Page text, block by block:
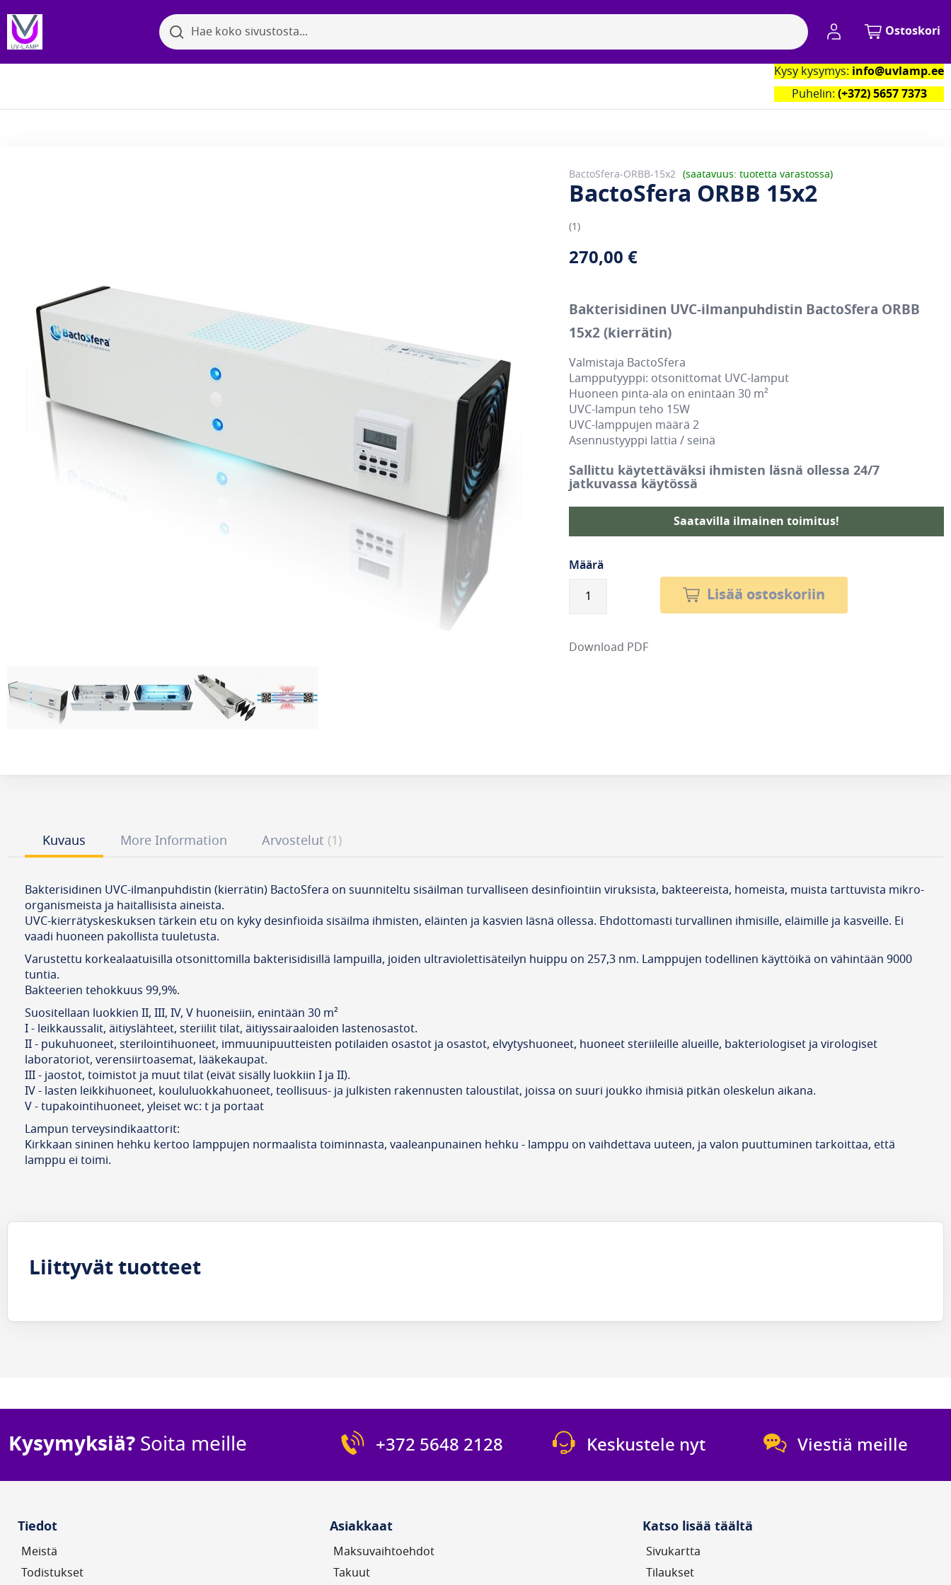
SearchSearch
My AccountOstoskori
Yhteystiedot
Kysy kysymys: info@uvlamp.ee
Puhelin: (+372) 5657 7373
BactoSfera-ORBB-15x2 saatavuus: tuotetta varastossa
BactoSfera ORBB 15x2
1
270,00 €
Bakterisidinen UVC-ilmanpuhdistin BactoSfera ORBB
15x2 (kierrätin)
Valmistaja BactoSfera
Lampputyyppi: otsonittomat UVC-lamput
Huoneen pinta-ala on enintään 30 m²
UVC-lampun teho 15W
UVC-lamppujen määrä 2
Asennustyyppi lattia / seinä
Sallittu käytettäväksi ihmisten läsnä ollessa 24/7
jatkuvassa käytössä
Saatavilla ilmainen toimitus!
Määrä
Lisää ostoskoriin
Download PDF
Kuvaus More Information Arvostelut 1
Bakterisidinen UVC-ilmanpuhdistin (kierrätin) BactoSfera on suunniteltu sisäilman turvalliseen desinfiointiin viruksista, bakteereista, homeista, muista tarttuvista mikro-
organismeista ja haitallisista aineista.
UVC-kierrätyskeskuksen tärkein etu on kyky desinfioida sisäilma ihmisten, eläinten ja kasvien läsnä ollessa. Ehdottomasti turvallinen ihmisille, eläimille ja kasveille. Ei
vaadi huoneen pakollista tuuletusta.
Varustettu korkealaatuisilla otsonittomilla bakterisidisillä lampuilla, joiden ultraviolettisäteilyn huippu on 257,3 nm. Lamppujen todellinen käyttöikä on vähintään 9000
tuntia.
Bakteerien tehokkuus 99,9%.
Suositellaan luokkien II, III, IV, V huoneisiin, enintään 30 m²
I - leikkaussalit, äitiyslähteet, steriilit tilat, äitiyssairaaloiden lastenosastot.
II - pukuhuoneet, sterilointihuoneet, immuunipuutteisten potilaiden osastot ja osastot, elvytyshuoneet, huoneet steriileille alueille, bakteriologiset ja virologiset
laboratoriot, verensiirtoasemat, lääkekaupat.
III - jaostot, toimistot ja muut tilat (eivät sisälly luokkiin I ja II).
IV - lasten leikkihuoneet, koululuokkahuoneet, teollisuus- ja julkisten rakennusten taloustilat, joissa on suuri joukko ihmisiä pitkän oleskelun aikana.
V - tupakointihuoneet, yleiset wc: t ja portaat
Lampun terveysindikaattorit:
Kirkkaan sininen hehku kertoo lamppujen normaalista toiminnasta, vaaleanpunainen hehku - lamppu on vaihdettava uuteen, ja valon puuttuminen tarkoittaa, että
lamppu ei toimi.
Liittyvät tuotteet
Kysymyksiä?Soita meille +372 5648 2128 Keskustele nyt Viestiä meille
Tiedot
Meistä
Todistukset
Asiakkaat
Maksuvaihtoehdot
Takuut
Katso lisää täältä
Sivukartta
Tilaukset